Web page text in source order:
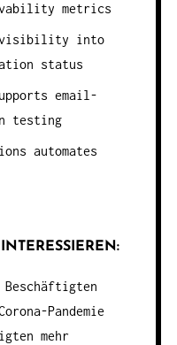
metrics
visibility into
status
email-
testing
automates
Pandemie
mehr